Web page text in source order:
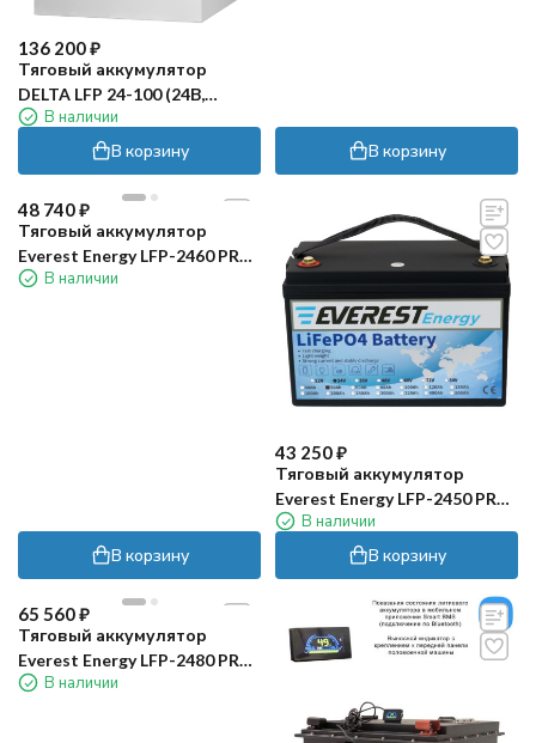
136 200₽
Тяговый аккумулятор
DELTA LFP 24-100 (24В,
100Ач, Li-ion)
В наличии
В корзину В корзину
48 740₽
Тяговый аккумулятор
Everest Energy LFP-2460 PRO
(24В, 60Ач, LiFePO4)
В наличии
В корзину
43 250₽
Тяговый аккумулятор
Everest Energy LFP-2450 PRO
(24В, 50Ач, LiFePo4)
В наличии
В корзину
65 560₽
Тяговый аккумулятор
Everest Energy LFP-2480 PRO
(24В, 80Ач, LiFePO4)
В наличии